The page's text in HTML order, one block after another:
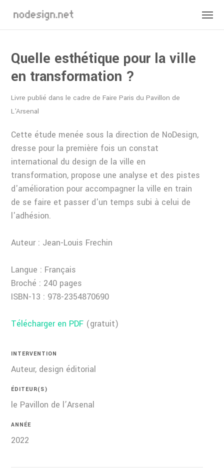
Quelle esthétique pour la ville
en transformation ?
Livre publié dans le cadre de Faire Paris du Pavillon de
L'Arsenal
Cette étude menée sous la direction de NoDesign,
dresse pour la première fois un constat
international du design de la ville en
transformation, propose une analyse et des pistes
d'amélioration pour accompagner la ville en train
de se faire et passer d'un temps subi à celui de
l'adhésion.
Auteur : Jean-Louis Frechin
Langue : Français
Broché : 240 pages
ISBN-13 : 978-2354870690
Télécharger en PDF (gratuit)
INTERVENTION
Auteur, design éditorial
ÉDITEUR(S)
le Pavillon de l’Arsenal
ANNÉE
2022